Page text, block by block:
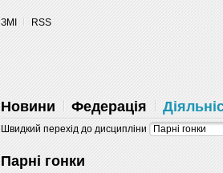
Разрешите сайту fau.ua отправлять вам
ЗМІ RSS
Новини Федерація
Швидкий перехід до дисципліни
Парні гонки